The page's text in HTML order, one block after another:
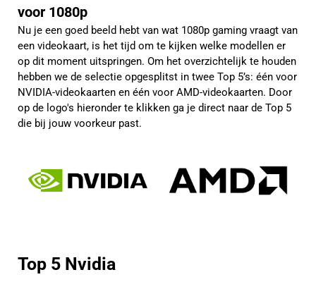
voor 1080p
Nu je een goed beeld hebt van wat 1080p gaming vraagt van
een videokaart, is het tijd om te kijken welke modellen er
op dit moment uitspringen. Om het overzichtelijk te houden
hebben we de selectie opgesplitst in twee Top 5’s: één voor
NVIDIA-videokaarten en één voor AMD-videokaarten. Door
op de logo's hieronder te klikken ga je direct naar de Top 5
die bij jouw voorkeur past.
Top 5 Nvidia